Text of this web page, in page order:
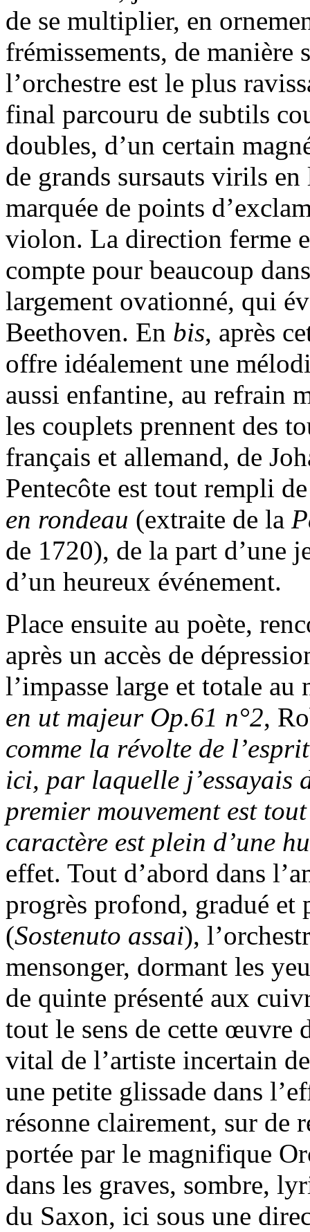
de se multiplier, en
frémissements, de
l’orchestre est le plus
final parcouru de subtils
doubles, d’un certain
de grands sursauts virils
marquée de points
violon. La direction ferme
compte pour beaucoup
largement ovationné, qui
Beethoven. En bis, après
offre idéalement une
aussi enfantine, au refrain
les couplets prennent des
français et allemand, de
Pentecôte est tout rempli
en rondeau (extraite de la
de 1720), de la part d’une
d’un heureux événement.
Place ensuite au poète,
après un accès de
l’impasse large et totale
en ut majeur Op.61 n°2,
comme la révolte de
ici, par laquelle j’essayais
premier mouvement est
caractère est plein d’une
effet. Tout d’abord dans
progrès profond, gradué et
(Sostenuto assai),
mensonger, dormant les
de quinte présenté aux
tout le sens de cette œuvre
vital de l’artiste incertain
une petite glissade dans
résonne clairement, sur de
portée par le magnifique
dans les graves, sombre,
du Saxon, ici sous une